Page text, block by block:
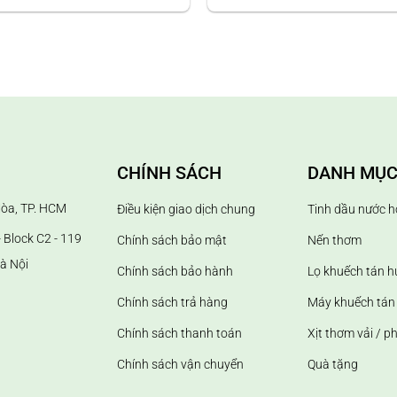
đối với không gian nhỏ hơn 12m2 và 5 que đối với không
chóng thấm đều tinh dầu.
khuếch tán nhẹ dần thì nguyên nhân có thể do đầu que bị
TP. HCM
Block C2 - 119
Nội
CHÍNH SÁCH
Điều kiện giao dịch chung
Chính sách bảo mật
Chính sách bảo hành
Chính sách trả hàng
Chính sách thanh toán
Chính sách vận chuyển
DANH
Tinh dầu nước
Nến thơm
Lọ khuếch tán
Máy khuếch
Xịt thơm vải /
Quà tặng